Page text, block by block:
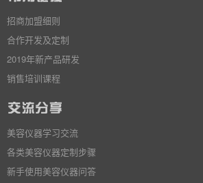
招商加盟细则
合作开发及定制
2019年新产品研发
销售培训课程
美容仪器学习交流
各类美容仪器定制步骤
新手使用美容仪器问答